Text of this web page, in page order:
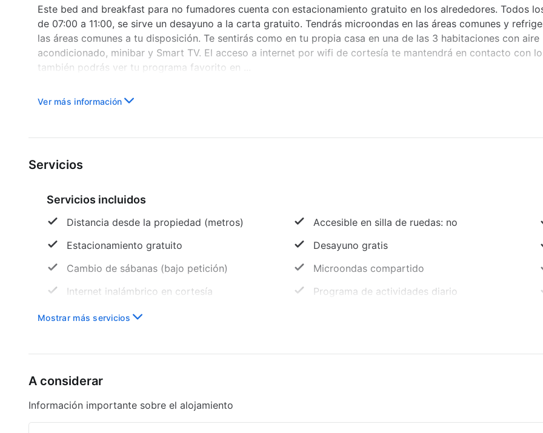
Este bed and breakfast para no fumadores cuenta con estacionamiento gratuito en los alrededores. Todos
de 07:00 a 11:00, se sirve un desayuno a la carta gratuito. Tendrás microondas en las áreas comunes y
las áreas comunes a tu disposición. Te sentirás como en tu propia casa en una de las 3 habitaciones con aire
acondicionado, minibar y Smart TV. El acceso a internet por wifi de cortesía te mantendrá en contacto con
también podrás ver tu programa favorito en ...
Ver más información
Servicios
Servicios incluidos
Distancia desde la propiedad (metros) Accesible en silla de ruedas: no
Estacionamiento gratuito
Desayuno gratis
Cambio de sábanas (bajo petición)
Microondas compartido
Internet inalámbrico en cortesía
Programa de actividades diario
Cambio de toallas (bajo petición)
Mostrar más servicios
A considerar
Información importante sobre el alojamiento